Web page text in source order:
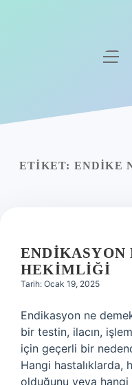
ETIKET: ENDIKE
ENDIKASYON
HEKIMLIĞI
Tarih: Ocak 19, 2025
Endikasyon ne
bir testin, ilacın,
için geçerli bir
Hangi hastalıklarda,
olduğunu veya